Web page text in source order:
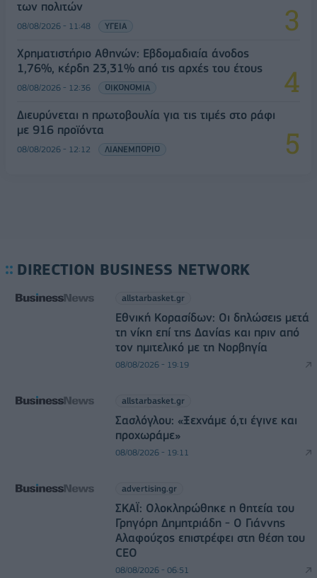
των πολιτών
08/08/2026 - 11:48 ΥΓΕΙΑ
Χρηματιστήριο Αθηνών: Εβδομαδιαία άνοδος
1,76%, κέρδη 23,31% από τις αρχές του έτους
08/08/2026 - 12:36 ΟΙΚΟΝΟΜΙΑ
Διευρύνεται η πρωτοβουλία για τις τιμές στο ράφι
με 916 προϊόντα
08/08/2026 - 12:12 ΛΙΑΝΕΜΠΟΡΙΟ
DIRECTION BUSINESS NETWORK
allstarbasket.gr
Εθνική Κορασίδων: Οι δηλώσεις μετά
τη νίκη επί της Δανίας και πριν από
τον ημιτελικό με τη Νορβηγία
08/08/2026 - 19:19
allstarbasket.gr
Σασλόγλου: «Ξεχνάμε ό,τι έγινε και
προχωράμε»
08/08/2026 - 19:11
advertising.gr
ΣΚΑΪ: Ολοκληρώθηκε η θητεία του
Γρηγόρη Δημητριάδη - Ο Γιάννης
Αλαφούζος επιστρέφει στη θέση του
CEO
08/08/2026 - 06:51